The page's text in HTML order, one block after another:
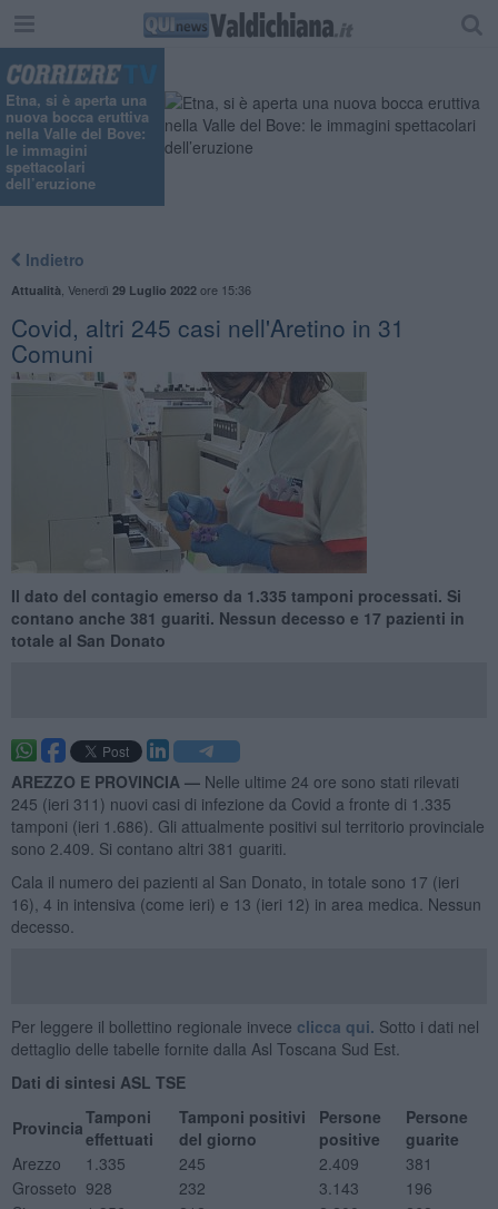
Etna, si è aperta una
nuova bocca eruttiva
nella Valle del Bove:
le immagini
spettacolari
dell’eruzione
Indietro
Attualità Venerdì 29 Luglio 2022ore 15:36
Covid, altri 245 casi nell'Aretino in 31
Comuni
Il dato del contagio emerso da 1.335 tamponi processati. Si
contano anche 381 guariti. Nessun decesso e 17 pazienti in
totale al San Donato
AREZZO E PROVINCIA — Nelle ultime 24 ore sono stati rilevati
245 (ieri 311) nuovi casi di infezione da Covid a fronte di 1.335
tamponi (ieri 1.686). Gli attualmente positivi sul territorio provinciale
sono 2.409. Si contano altri 381 guariti.
Cala il numero dei pazienti al San Donato, in totale sono 17 (ieri
16), 4 in intensiva (come ieri) e 13 (ieri 12) in area medica. Nessun
decesso.
Per leggere il bollettino regionale invece clicca qui. Sotto i dati nel
dettaglio delle tabelle fornite dalla Asl Toscana Sud Est.
Dati di sintesi ASL TSE
ProvinciaTamponi
effettuati
Tamponi positivi
del giorno
Persone
positive
Persone
guarite
Arezzo
1.335 245 2.409
381
Grosseto 928 232 3.143
196